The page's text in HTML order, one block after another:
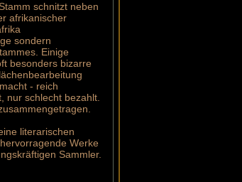
schnitzt neben
afrikanischer
sondern
Einige
besonders bizarre
- reich
nur schlecht bezahlt.
literarischen
Werke
Sammler.